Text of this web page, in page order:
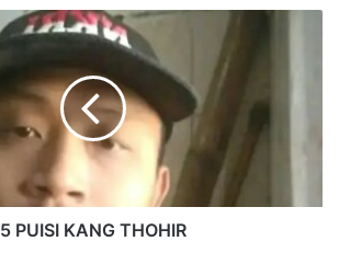
5 PUISI KANG THOHIR